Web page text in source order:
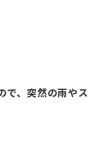
で、突然の雨やス